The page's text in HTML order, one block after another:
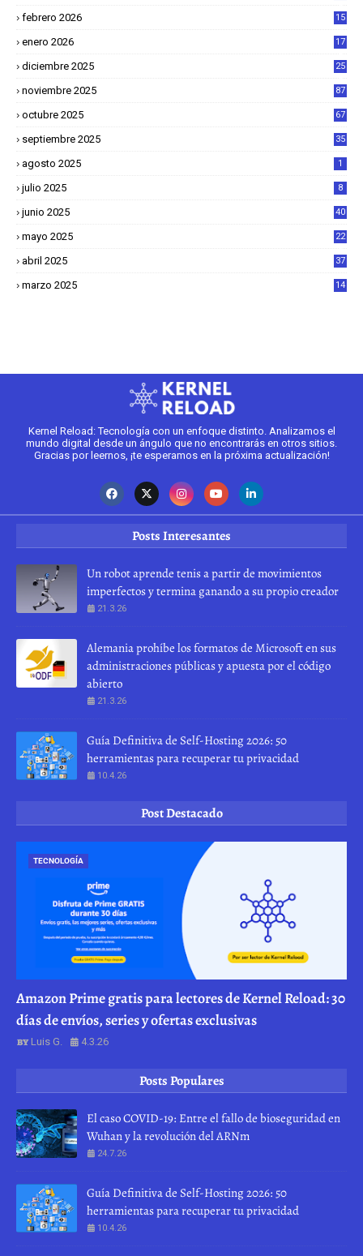
febrero 2026
15
enero 2026
17
diciembre 2025
25
noviembre 2025 87
octubre 2025 67
septiembre 2025 35
agosto 2025 1
julio 2025 8
junio 2025 40
mayo 2025
22
abril 2025
37
marzo 2025
14
Kernel Reload: Tecnología con un enfoque distinto. Analizamos el
mundo digital desde un ángulo que no encontrarás en otros sitios.
Gracias por leernos, ¡te esperamos en la próxima actualización!
Posts Interesantes
Un robot aprende tenis a partir de movimientos
imperfectos y termina ganando a su propio creador
21.3.26
Alemania prohíbe los formatos de Microsoft en sus
administraciones públicas y apuesta por el código
abierto
21.3.26
Guía Definitiva de Self-Hosting 2026: 50
herramientas para recuperar tu privacidad
10.4.26
Post Destacado
TECNOLOGÍA
Amazon Prime gratis para lectores de Kernel Reload: 30
días de envíos, series y ofertas exclusivas
Luis G. 4.3.26
Posts Populares
El caso COVID-19: Entre el fallo de bioseguridad en
Wuhan y la revolución del ARNm
24.7.26
Guía Definitiva de Self-Hosting 2026: 50
herramientas para recuperar tu privacidad
10.4.26